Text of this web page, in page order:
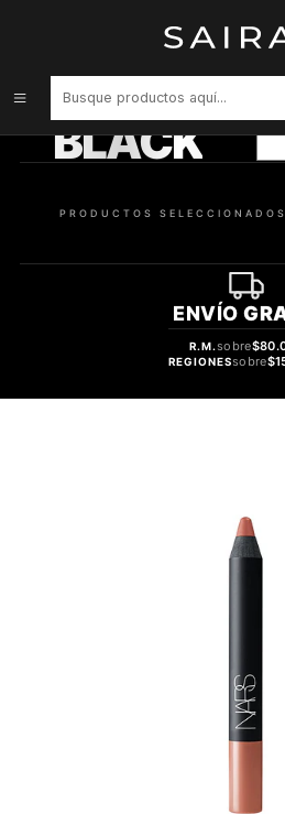
Nars Nmu Velvet Matte Lip Pencil Good
BLACK
PRODUCTOS SELECCIONADOS
ENVÍO
R.M.sobre
REGIONESsobre